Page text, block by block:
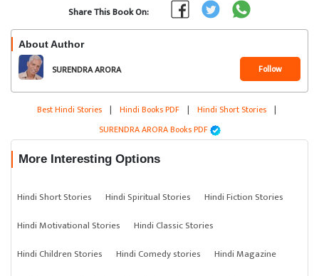
Share This Book On:
About Author
SURENDRA ARORA Follow
Best Hindi Stories | Hindi Books PDF | Hindi Short Stories |
SURENDRA ARORA Books PDF
More Interesting Options
Hindi Short Stories Hindi Spiritual Stories
Hindi Fiction Stories
Hindi Motivational Stories
Hindi Classic Stories
Hindi Children Stories
Hindi Comedy stories
Hindi Magazine